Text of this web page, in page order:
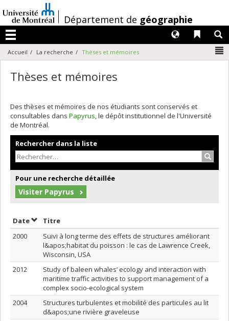
au
contenu
/Département de géographie
Menu
Liens
Langues
Accueil La recherche Thèses et mémoires
Thèses et mémoires
Des thèses et mémoires de nos étudiants sont conservés et
consultables dans Papyrus, le dépôt institutionnel de l'Université
de Montréal.
Rechercher dans la liste
Pour une recherche détaillée
Visiter Papyrus
DateTrier par date en ordre décroissant
Titre
2000
Suivi à long terme des effets de structures améliorant
l&apos;habitat du poisson : le cas de Lawrence Creek,
Wisconsin, USA
2012
Study of baleen whales’ ecology and interaction with
maritime traffic activities to support management of a
complex socio-ecological system
2004
Structures turbulentes et mobilité des particules au lit
d&apos;une rivière graveleuse